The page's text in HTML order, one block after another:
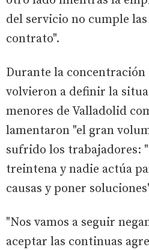
del servicio no cumple
contrato".
Durante la concentración
volvieron a definir la
menores de Valladolid
lamentaron "el gran
sufrido los trabajadores:
treintena y nadie actúa
causas y poner
"Nos vamos a seguir
aceptar las continuas